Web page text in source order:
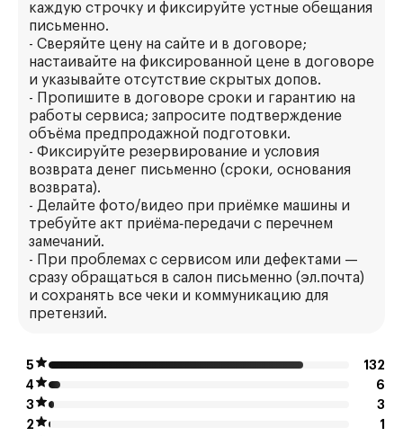
каждую строчку и фиксируйте устные обещания
письменно.
- Сверяйте цену на сайте и в договоре;
настаивайте на фиксированной цене в договоре
и указывайте отсутствие скрытых допов.
- Пропишите в договоре сроки и гарантию на
работы сервиса; запросите подтверждение
объёма предпродажной подготовки.
- Фиксируйте резервирование и условия
возврата денег письменно (сроки, основания
возврата).
- Делайте фото/видео при приёмке машины и
требуйте акт приёма‑передачи с перечнем
замечаний.
- При проблемах с сервисом или дефектами —
сразу обращаться в салон письменно (эл.почта)
и сохранять все чеки и коммуникацию для
претензий.
5
132
4
6
3
3
2
1